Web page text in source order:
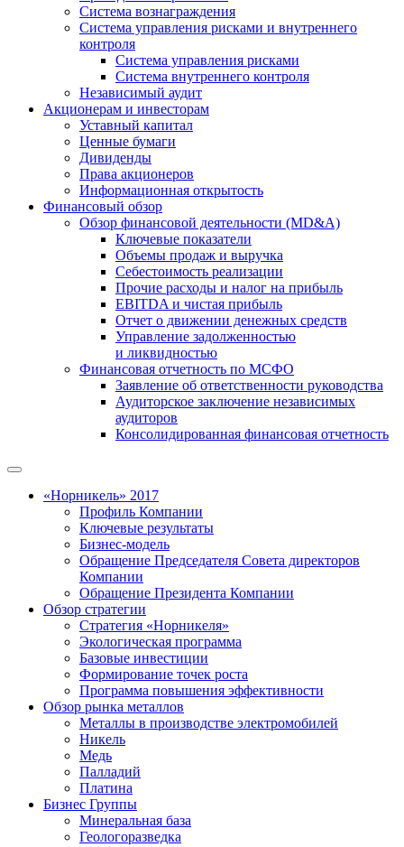
Система вознаграждения
Система управления рисками и внутреннего
контроля
Система управления рисками
Система внутреннего контроля
Независимый аудит
Акционерам и инвесторам
Уставный капитал
Ценные бумаги
Дивиденды
Права акционеров
Информационная открытость
Финансовый обзор
Обзор финансовой деятельности (MD&A)
Ключевые показатели
Объемы продаж и выручка
Себестоимость реализации
Прочие расходы и налог на прибыль
EBITDA и чистая прибыль
Отчет о движении денежных средств
Управление задолженностью
и ликвидностью
Финансовая отчетность по МСФО
Заявление об ответственности руководства
Аудиторское заключение независимых
аудиторов
Консолидированная финансовая отчетность
«Норникель» 2017
Профиль Компании
Ключевые результаты
Бизнес-модель
Обращение Председателя Совета директоров
Компании
Обращение Президента Компании
Обзор стратегии
Стратегия «Норникеля»
Экологическая программа
Базовые инвестиции
Формирование точек роста
Программа повышения эффективности
Обзор рынка металлов
Металлы в производстве электромобилей
Никель
Медь
Палладий
Платина
Бизнес Группы
Минеральная база
Геологоразведка